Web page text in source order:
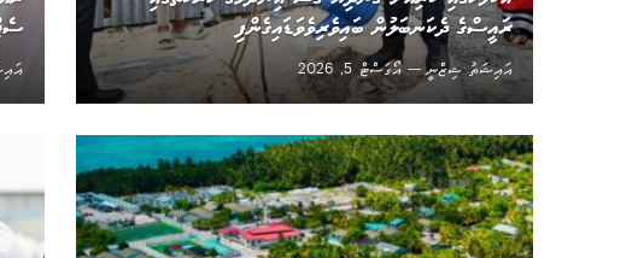
ރައީސްގެ ދެކަނބަލުން ބައިވެރިވެވަޑައިގެންފި
އައިޝަތު ޝިޒްނީ
އޯގަސްޓް 5, 2026